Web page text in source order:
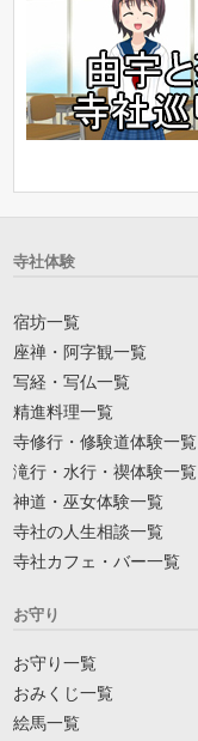
寺社体験
宿坊一覧
座禅・阿字観一覧
写経・写仏一覧
精進料理一覧
寺修行・修験道体験一覧
滝行・水行・禊体験一覧
神道・巫女体験一覧
寺社の人生相談一覧
寺社カフェ・バー一覧
お守り
お守り一覧
おみくじ一覧
絵馬一覧